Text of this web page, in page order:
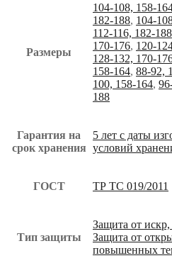
Размеры
104-108, 158-
182-188, 104-
112-116, 182-188
170-176, 120-
128-132, 170-
158-164, 88-92,
100, 158-164,
188
Гарантия на
срок хранения
5 лет с даты
условий
ГОСТ ТР ТС 019/2011
Тип защиты
Защита от
Защита от
повышенных